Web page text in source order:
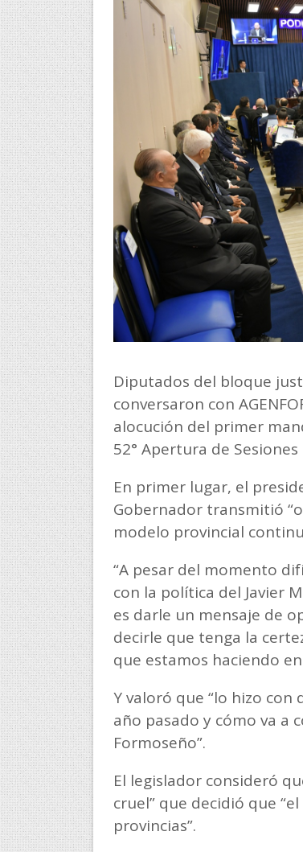
Diputados del bloque
conversaron con
alocución del primer
52° Apertura de
En primer lugar, el
Gobernador transmitió
modelo provincial
“A pesar del momento
con la política del Javier
es darle un mensaje de
decirle que tenga la
que estamos haciendo
Y valoró que “lo hizo
año pasado y cómo va a
Formoseño”.
El legislador consideró
cruel” que decidió que
provincias”.